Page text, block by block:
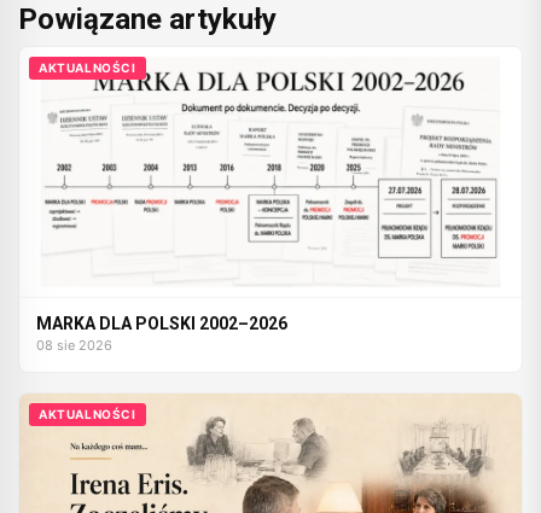
Powiązane artykuły
AKTUALNOŚCI
MARKA DLA POLSKI 2002–2026
08 sie 2026
AKTUALNOŚCI